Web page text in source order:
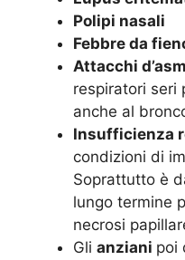
Polipi nasali
Febbre da
Attacchi
respiratori seri
anche al
Insufficienza
condizioni di
Soprattutto è
lungo termine
necrosi
Gli anziani poi